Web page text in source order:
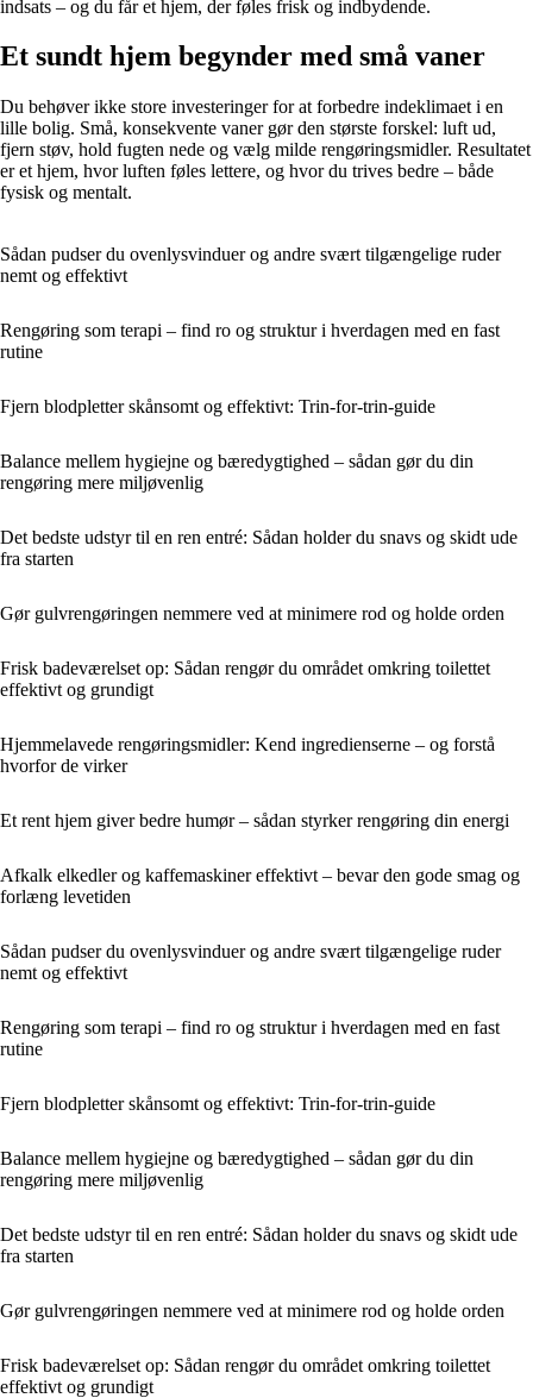
indsats – og du får et hjem, der føles frisk og indbydende.
Et sundt hjem begynder med små vaner
Du behøver ikke store investeringer for at forbedre indeklimaet i en
lille bolig. Små, konsekvente vaner gør den største forskel: luft ud,
fjern støv, hold fugten nede og vælg milde rengøringsmidler. Resultatet
er et hjem, hvor luften føles lettere, og hvor du trives bedre – både
fysisk og mentalt.
Sådan pudser du ovenlysvinduer og andre svært tilgængelige ruder
nemt og effektivt
Rengøring som terapi – find ro og struktur i hverdagen med en fast
rutine
Fjern blodpletter skånsomt og effektivt: Trin-for-trin-guide
Balance mellem hygiejne og bæredygtighed – sådan gør du din
rengøring mere miljøvenlig
Det bedste udstyr til en ren entré: Sådan holder du snavs og skidt ude
fra starten
Gør gulvrengøringen nemmere ved at minimere rod og holde orden
Frisk badeværelset op: Sådan rengør du området omkring toilettet
effektivt og grundigt
Hjemmelavede rengøringsmidler: Kend ingredienserne – og forstå
hvorfor de virker
Et rent hjem giver bedre humør – sådan styrker rengøring din energi
Afkalk elkedler og kaffemaskiner effektivt – bevar den gode smag og
forlæng levetiden
Sådan pudser du ovenlysvinduer og andre svært tilgængelige ruder
nemt og effektivt
Rengøring som terapi – find ro og struktur i hverdagen med en fast
rutine
Fjern blodpletter skånsomt og effektivt: Trin-for-trin-guide
Balance mellem hygiejne og bæredygtighed – sådan gør du din
rengøring mere miljøvenlig
Det bedste udstyr til en ren entré: Sådan holder du snavs og skidt ude
fra starten
Gør gulvrengøringen nemmere ved at minimere rod og holde orden
Frisk badeværelset op: Sådan rengør du området omkring toilettet
effektivt og grundigt